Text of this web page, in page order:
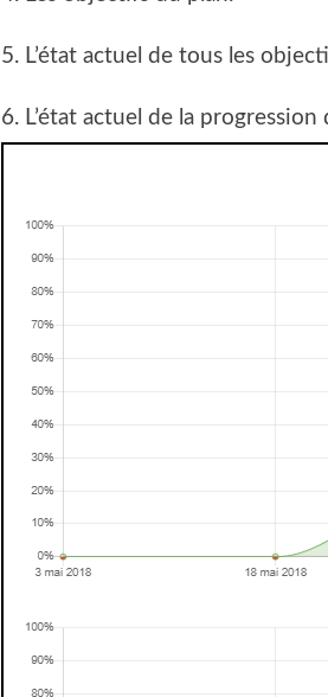
5. L’état actuel de tous les
6. L’état actuel de la